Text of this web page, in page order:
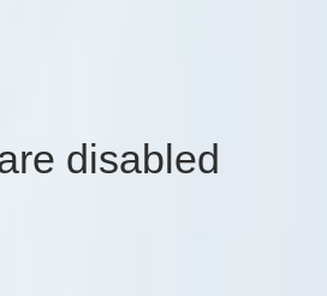
disabled